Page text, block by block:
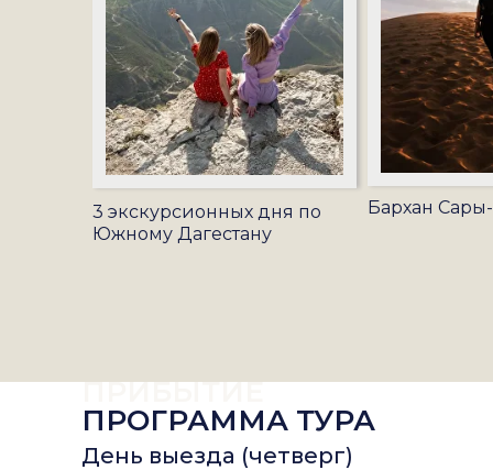
3 экскурсионных дня по
Южному Дагестану
Бархан
ПРИБЫТИЕ
ПРОГРАММА ТУРА
День выезда (четверг)